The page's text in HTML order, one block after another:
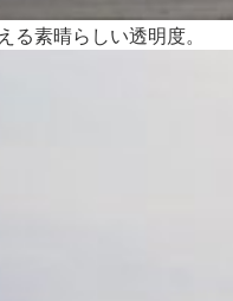
る素晴らしい透明度。